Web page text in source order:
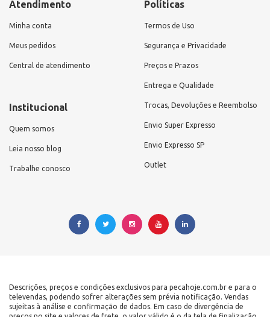
Atendimento
Minha conta
Meus pedidos
Central de atendimento
Institucional
Quem somos
Leia nosso blog
Trabalhe conosco
Políticas
Termos de Uso
Segurança e Privacidade
Preços e Prazos
Entrega e Qualidade
Trocas, Devoluções e Reembolso
Envio Super Expresso
Envio Expresso SP
Outlet
Descrições, preços e condições exclusivos para pecahoje.com.br e para o
televendas, podendo sofrer alterações sem prévia notificação. Vendas
sujeitas à análise e confirmação de dados. Em caso de divergência de